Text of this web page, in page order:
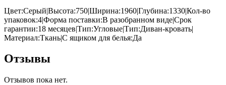
Цвет:Серый|Высота:750|Ширина:1960|Глубина:1330|Кол-во
упаковок:4|Форма поставки:В разобранном виде|Срок
гарантии:18 месяцев|Тип:Угловые|Тип:Диван-кровать|
Материал:Ткань|С ящиком для белья:Да
Отзывы
Отзывов пока нет.